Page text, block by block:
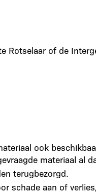
Rotselaar of de
ook
materiaal al
terugbezorgd.
schade aan of